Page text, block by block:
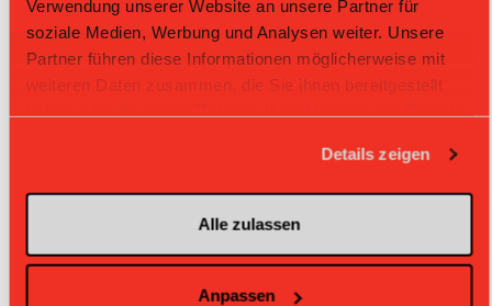
Verwendung unserer Website an unsere Partner für
soziale Medien, Werbung und Analysen weiter. Unsere
Partner führen diese Informationen möglicherweise mit
weiteren Daten zusammen, die Sie ihnen bereitgestellt
Details zeigen
Alle zulassen
Anpassen